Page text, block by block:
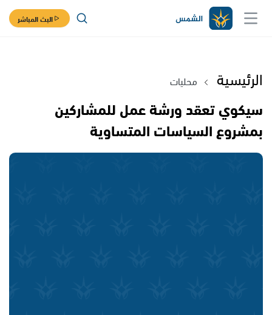
البث المباشر
الرئيسية محليات
سيكوي تعقد ورشة عمل للمشاركين
بمشروع السياسات المتساوية